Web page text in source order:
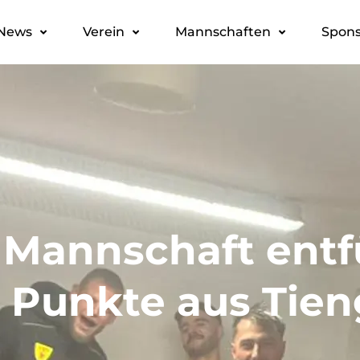
Verein Mannschaften
Mannschaft
Punkte aus